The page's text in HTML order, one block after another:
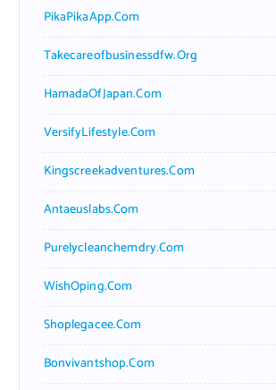
PikaPikaApp.com
Takecareofbusinessdfw.org
HamadaOfJapan.com
VersifyLifestyle.com
Kingscreekadventures.com
Antaeuslabs.com
Purelycleanchemdry.com
WishOping.com
Shoplegacee.com
Bonvivantshop.com